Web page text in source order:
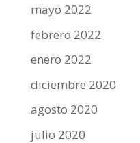
mayo 2022
febrero 2022
enero 2022
diciembre 2020
agosto 2020
julio 2020